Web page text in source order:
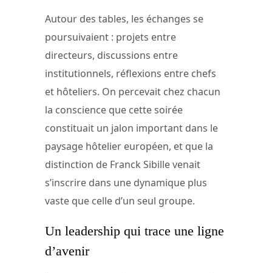
Autour des tables, les échanges se
poursuivaient : projets entre
directeurs, discussions entre
institutionnels, réflexions entre chefs
et hôteliers. On percevait chez chacun
la conscience que cette soirée
constituait un jalon important dans le
paysage hôtelier européen, et que la
distinction de Franck Sibille venait
s’inscrire dans une dynamique plus
vaste que celle d’un seul groupe.
Un leadership qui trace une ligne
d’avenir